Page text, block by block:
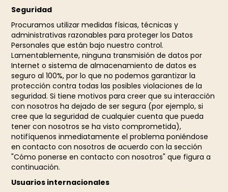
Seguridad
Procuramos utilizar medidas físicas, técnicas y
administrativas razonables para proteger los Datos
Personales que están bajo nuestro control.
Lamentablemente, ninguna transmisión de datos por
Internet o sistema de almacenamiento de datos es
seguro al 100%, por lo que no podemos garantizar la
protección contra todas las posibles violaciones de la
seguridad. Si tiene motivos para creer que su interacción
con nosotros ha dejado de ser segura (por ejemplo, si
cree que la seguridad de cualquier cuenta que pueda
tener con nosotros se ha visto comprometida),
notifíquenos inmediatamente el problema poniéndose
en contacto con nosotros de acuerdo con la sección
"Cómo ponerse en contacto con nosotros" que figura a
continuación.
Usuarios internacionales